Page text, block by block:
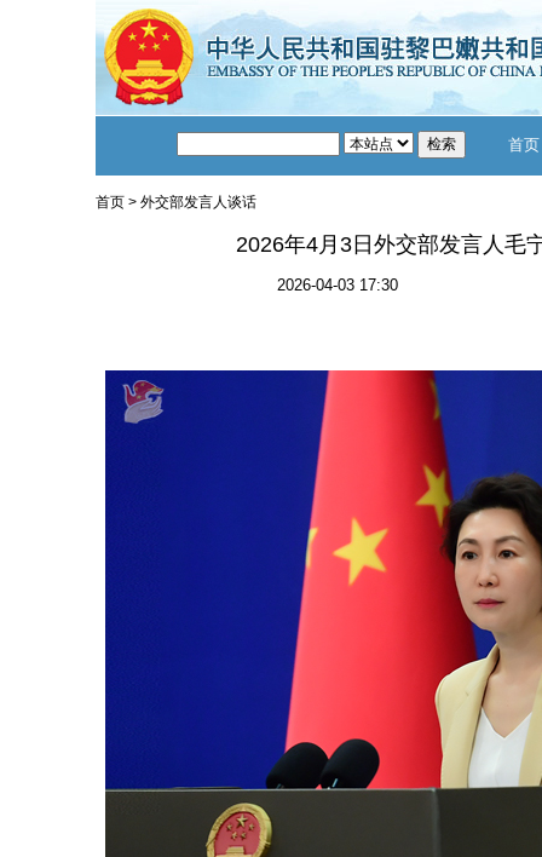
首页
首页> 外交部发言人谈话
2026年4月3日外交部发言人毛
2026-04-03 17:30